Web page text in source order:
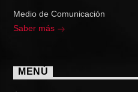
Medio de Comunicación
Saber más
MENÚ